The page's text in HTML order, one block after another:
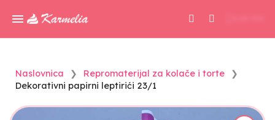
Naslovnica
Repromaterijal za kolače i torte
Dekorativni papirni leptirići 23/1